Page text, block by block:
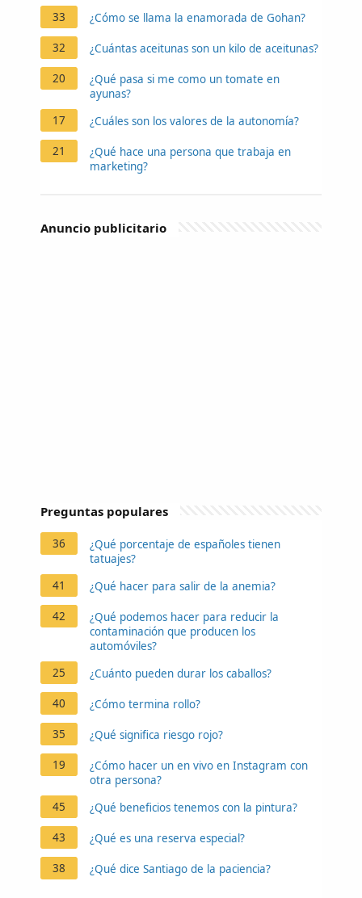
33 ¿Cómo se llama la enamorada de Gohan?
32 ¿Cuántas aceitunas son un kilo de aceitunas?
20
¿Qué pasa si me como un tomate en
ayunas?
17
¿Cuáles son los valores de la autonomía?
21
¿Qué hace una persona que trabaja en
marketing?
Anuncio publicitario
Preguntas populares
36
¿Qué porcentaje de españoles tienen
tatuajes?
41
¿Qué hacer para salir de la anemia?
42
¿Qué podemos hacer para reducir la
contaminación que producen los
automóviles?
25
¿Cuánto pueden durar los caballos?
40 ¿Cómo termina rollo?
35 ¿Qué significa riesgo rojo?
19
¿Cómo hacer un en vivo en Instagram con
otra persona?
45
¿Qué beneficios tenemos con la pintura?
43 ¿Qué es una reserva especial?
38 ¿Qué dice Santiago de la paciencia?